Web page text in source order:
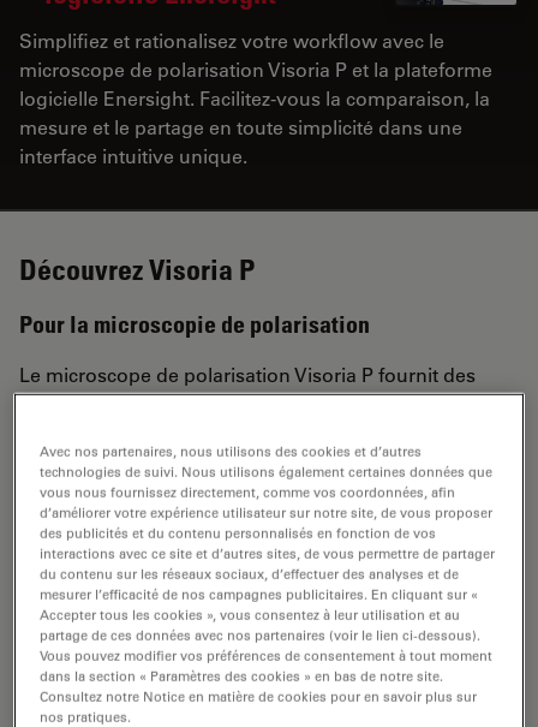
Simplifiez et rationalisez votre workflow avec le
microscope de polarisation Visoria P et la plateforme
logicielle Enersight. Facilitez-vous la comparaison, la
mesure et le partage en toute simplicité dans une
interface intuitive unique.
Découvrez Visoria P
Pour la microscopie de polarisation
Le microscope de polarisation Visoria P fournit des
résultats essentiels lors de l’étude de matériaux
minéraux, des rochers, du charbon, des plastiques, des
polymères, de cristaux liquides, du verre et du béton.
Avec nos partenaires, nous utilisons des cookies et d’autres
technologies de suivi. Nous utilisons également certaines données que
vous nous fournissez directement, comme vos coordonnées, afin
d’améliorer votre expérience utilisateur sur notre site, de vous proposer
des publicités et du contenu personnalisés en fonction de vos
interactions avec ce site et d’autres sites, de vous permettre de partager
du contenu sur les réseaux sociaux, d’effectuer des analyses et de
mesurer l’efficacité de nos campagnes publicitaires. En cliquant sur «
Accepter tous les cookies », vous consentez à leur utilisation et au
partage de ces données avec nos partenaires (voir le lien ci-dessous).
Vous pouvez modifier vos préférences de consentement à tout moment
dans la section « Paramètres des cookies » en bas de notre site.
Consultez notre Notice en matière de cookies pour en savoir plus sur
nos pratiques.